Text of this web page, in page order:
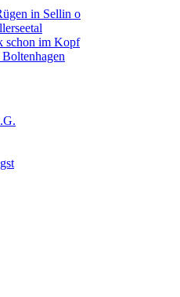
in Sellin o
schon im Kopf
Boltenhagen